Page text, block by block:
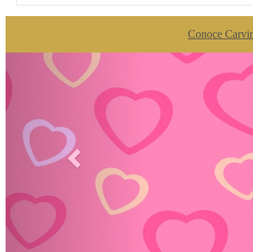
Conoce
Anterior